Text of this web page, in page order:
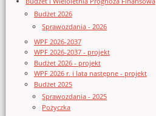
Budżet 2026
Sprawozdania - 2026
WPF 2026-2037
WPF 2026-2037 - projekt
Budżet 2026 - projekt
WPF 2026 r. i lata następne - projekt
Budżet 2025
Sprawozdania - 2025
Pożyczka